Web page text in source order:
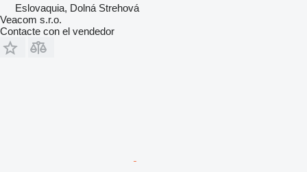
Eslovaquia, Dolná Strehová
Veacom s.r.o.
Contacte con el vendedor